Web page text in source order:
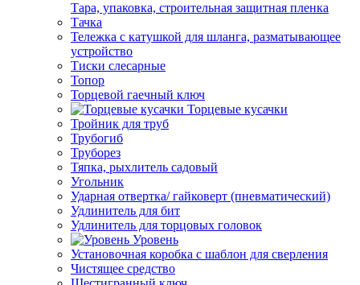
Тара, упаковка, строительная защитная пленка
Тачка
Тележка с катушкой для шланга, разматывающее
устройство
Тиски слесарные
Топор
Торцевой гаечный ключ
Торцевые кусачки
Тройник для труб
Трубогиб
Труборез
Тяпка, рыхлитель садовый
Угольник
Ударная отвертка/ гайковерт (пневматический)
Удлинитель для бит
Удлинитель для торцовых головок
Уровень
Установочная коробка с шаблон для сверления
Чистящее средство